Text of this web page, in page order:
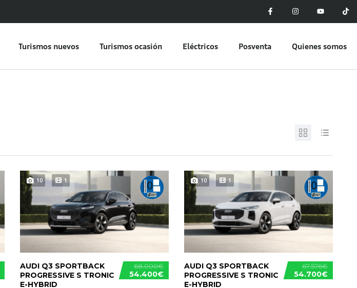
Turismos nuevos Turismos ocasión Eléctricos Posventa Quienes somos
10 1
68.000€
54.400€
AUDI Q3 SPORTBACK
PROGRESSIVE S TRONIC
E-HYBRID
10 1
67.576€
54.700€
AUDI Q3 SPORTBACK
PROGRESSIVE S TRONIC
E-HYBRID